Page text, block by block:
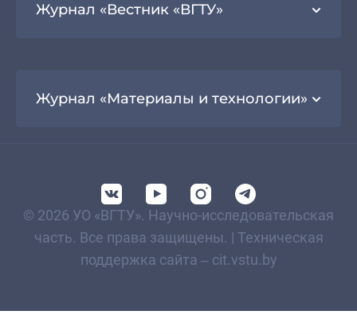
Журнал «Вестник «ВГТУ»
Журнал «Материалы и технологии»
© 2026 УО «ВГТУ». Научно-исследовательская
часть. Все права защищены. | Техническая
поддержка сайта – cit.vstu.by